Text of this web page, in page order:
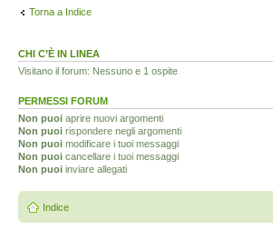
Torna a Indice
CHI C’È IN LINEA
Visitano il forum: Nessuno e 1 ospite
PERMESSI FORUM
Non puoi aprire nuovi argomenti
Non puoi rispondere negli argomenti
Non puoi modificare i tuoi messaggi
Non puoi cancellare i tuoi messaggi
Non puoi inviare allegati
Indice